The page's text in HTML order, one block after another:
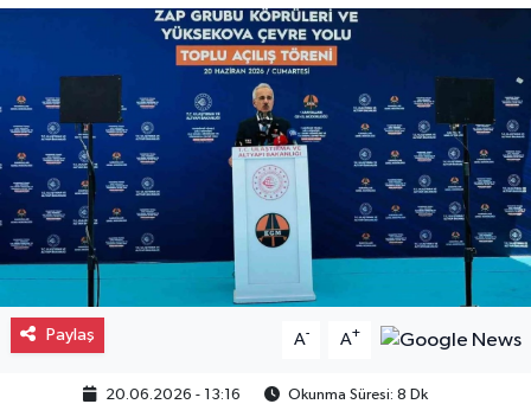
Paylaş A- A+
20.06.2026 - 13:16 Okunma Süresi: 8 Dk